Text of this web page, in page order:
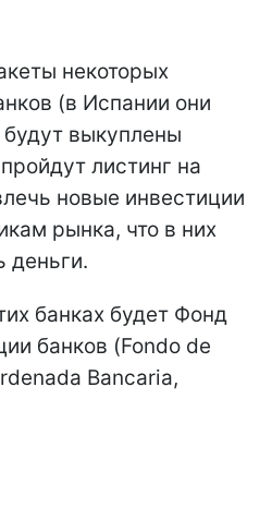
некоторых
(в Испании они
выкуплены
листинг на
новые инвестиции
рынка, что в них
деньги.
банках будет Фонд
банков (Fondo de
Bancaria,